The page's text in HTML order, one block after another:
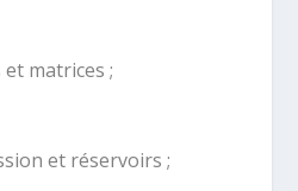
matrices ;
et réservoirs ;